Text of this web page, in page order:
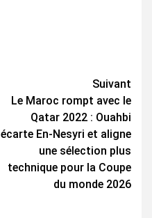
Suivant
Le Maroc rompt avec le
Qatar 2022 : Ouahbi
écarte En-Nesyri et aligne
une sélection plus
technique pour la Coupe
du monde 2026